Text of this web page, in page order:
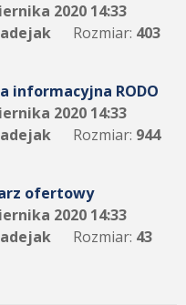
2020 14:33
Rozmiar: 403
informacyjna RODO
2020 14:33
Rozmiar: 944
ofertowy
2020 14:33
Rozmiar: 43